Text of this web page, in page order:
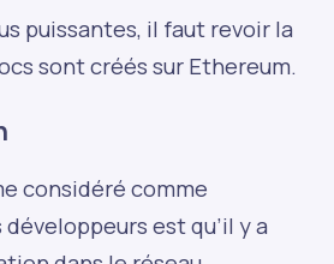
puissantes, il faut revoir la
sont créés sur Ethereum.
considéré comme
est qu’il y a